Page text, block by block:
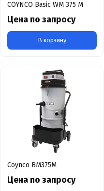
COYNCO Basic WM 375 M
Цена по запросу
В корзину
Coynco BM375M
Цена по запросу